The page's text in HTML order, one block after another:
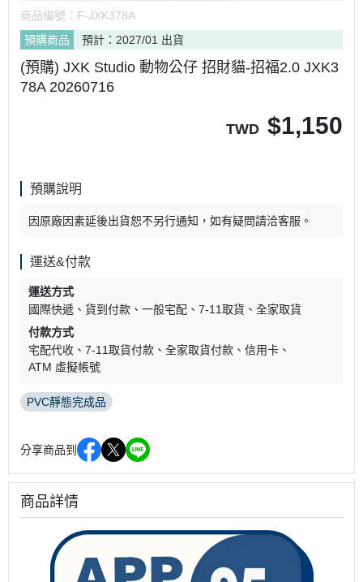
商品編號： F-JXK378A
預購商品
預計：2027/01 出貨
(預購) JXK Studio 動物公仔 招財貓-招福2.0 JXK3
78A 20260716
TWD $1,150
預購說明
因原廠因素延後出貨恕不另行通知，如有疑問請洽客服。
運送&付款
運送方式
國際快遞
貨到付款 一般宅配 7-11取貨
全家取貨
付款方式
宅配代收
7-11取貨付款 全家取貨付款
信用卡
ATM 虛擬帳號
PVC靜態完成品
分享商品到
商品詳情